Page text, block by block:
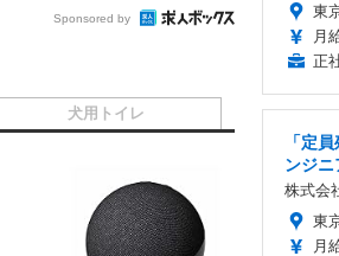
Sponsored by
犬用トイレ
東
月
正
「定
ンジニ
株式会
東
月